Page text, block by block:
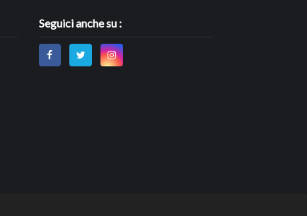
Seguici anche su :